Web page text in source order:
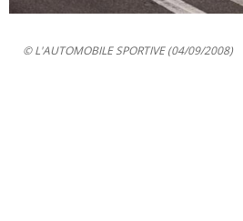
© L'AUTOMOBILE SPORTIVE (04/09/2008)